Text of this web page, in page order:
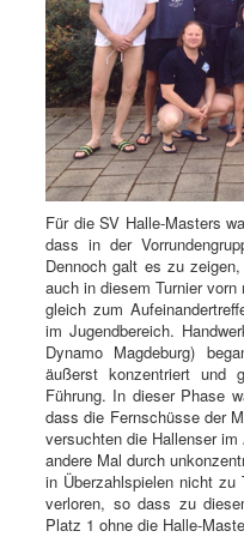
Für die SV Halle-Masters
dass in der
Dennoch galt es zu
auch in diesem Turnier
gleich zum
im Jugendbereich.
Dynamo Magdeburg)
äußerst konzentriert und
Führung. In dieser Phase
dass die Fernschüsse der
versuchten die Hallenser
andere Mal durch
in Überzahlspielen nicht
verloren, so dass zu
Platz 1 ohne die Halle-